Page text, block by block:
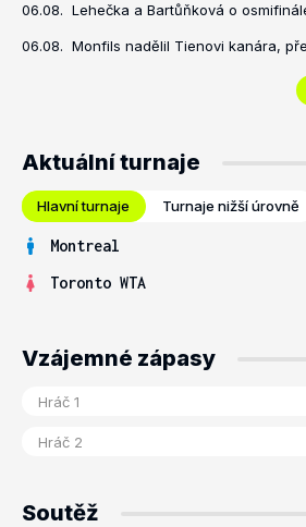
06.08. Lehečka a Bartůňková o
06.08. Monfils nadělil Tienovi kanára,
Aktuální turnaje
Hlavní turnaje Turnaje nižší úrovně
Montreal
Toronto WTA
Vzájemné zápasy
Soutěž